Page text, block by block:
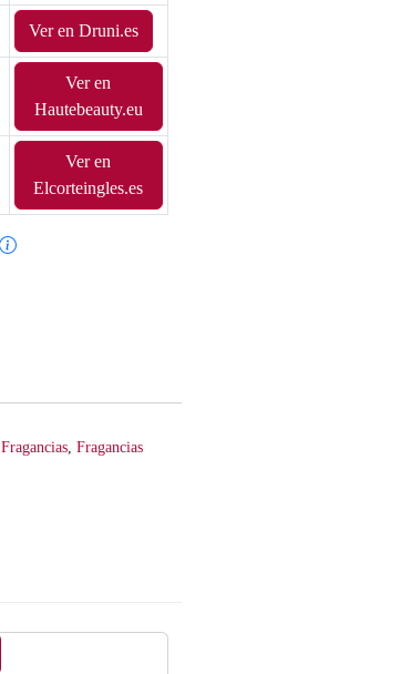
Ver en Druni.es
Ver en
Hautebeauty.eu
Ver en
Elcorteingles.es
Fragancias, Fragancias